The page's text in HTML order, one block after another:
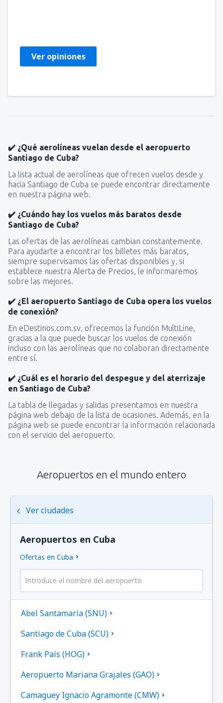
Ver opiniones
✔️ ¿Qué aerolíneas vuelan desde el aeropuerto
Santiago de Cuba?
La lista actual de aerolíneas que ofrecen vuelos desde y
hacia Santiago de Cuba se puede encontrar directamente
en nuestra página web.
✔️ ¿Cuándo hay los vuelos más baratos desde
Santiago de Cuba?
Las ofertas de las aerolíneas cambian constantemente.
Para ayudarte a encontrar los billetes más baratos,
siempre supervisamos las ofertas disponibles y, si
establece nuestra Alerta de Precios, le informaremos
sobre las mejores.
✔️ ¿El aeropuerto Santiago de Cuba opera los vuelos
de conexión?
En eDestinos.com.sv, ofrecemos la función MultiLine,
gracias a la que puede buscar los vuelos de conexión
incluso con las aerolíneas que no colaboran directamente
entre sí.
✔️ ¿Cuál es el horario del despegue y del aterrizaje
en Santiago de Cuba?
La tabla de llegadas y salidas presentamos en nuestra
página web debajo de la lista de ocasiones. Además, en la
página web se puede encontrar la información relacionada
con el servicio del aeropuerto.
Aeropuertos en el mundo entero
Ver ciudades
Aeropuertos en Cuba
Ofertas en Cuba
Abel Santamaria (SNU)
Santiago de Cuba (SCU)
Frank País (HOG)
Aeropuerto Mariana Grajales (GAO)
Camaguey Ignacio Agramonte (CMW)